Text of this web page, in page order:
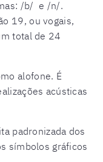
/b/ e /n/.
19, ou vogais,
total de 24
alofone. É
acústicas
padronizada dos
símbolos gráficos